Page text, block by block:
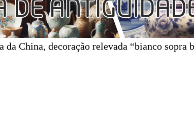
da China, decoração relevada “bianco